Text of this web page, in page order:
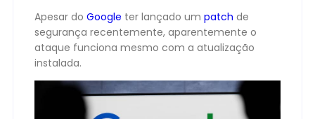
Apesar do Google ter lançado um patch de
segurança recentemente, aparentemente o
ataque funciona mesmo com a atualização
instalada.